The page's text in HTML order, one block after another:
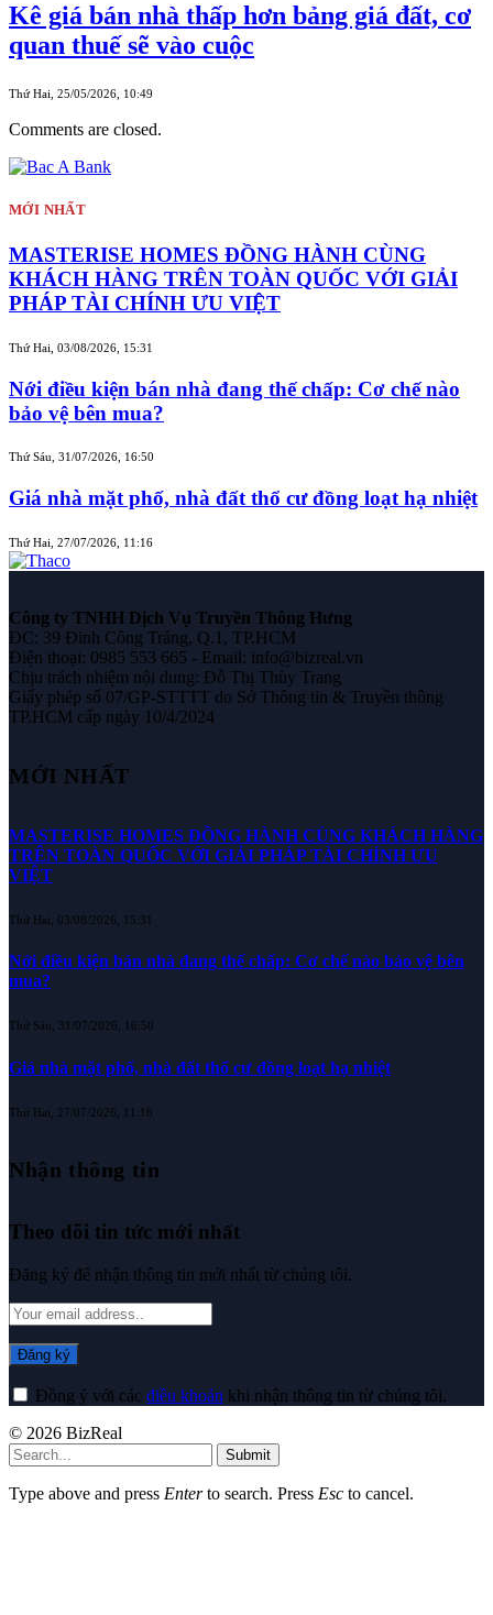
Kê giá bán nhà thấp hơn bảng giá đất, cơ
quan thuế sẽ vào cuộc
Thứ Hai, 25/05/2026, 10:49
Comments are closed.
MỚI NHẤT
MASTERISE HOMES ĐỒNG HÀNH CÙNG
KHÁCH HÀNG TRÊN TOÀN QUỐC VỚI GIẢI
PHÁP TÀI CHÍNH ƯU VIỆT
Thứ Hai, 03/08/2026, 15:31
Nới điều kiện bán nhà đang thế chấp: Cơ chế nào
bảo vệ bên mua?
Thứ Sáu, 31/07/2026, 16:50
Giá nhà mặt phố, nhà đất thổ cư đồng loạt hạ nhiệt
Thứ Hai, 27/07/2026, 11:16
Công ty TNHH Dịch Vụ Truyền Thông Hưng
ĐC: 39 Đinh Công Tráng, Q.1, TP.HCM
Điện thoại: 0985 553 665 - Email: info@bizreal.vn
Chịu trách nhiệm nội dung: Đỗ Thị Thùy Trang
Giấy phép số 07/GP-STTTT do Sở Thông tin & Truyền thông
TP.HCM cấp ngày 10/4/2024
MỚI NHẤT
MASTERISE HOMES ĐỒNG HÀNH CÙNG KHÁCH HÀNG
TRÊN TOÀN QUỐC VỚI GIẢI PHÁP TÀI CHÍNH ƯU
VIỆT
Thứ Hai, 03/08/2026, 15:31
Nới điều kiện bán nhà đang thế chấp: Cơ chế nào bảo vệ bên
mua?
Thứ Sáu, 31/07/2026, 16:50
Giá nhà mặt phố, nhà đất thổ cư đồng loạt hạ nhiệt
Thứ Hai, 27/07/2026, 11:16
Nhận thông tin
Theo dõi tin tức mới nhất
Đăng ký để nhận thông tin mới nhất từ chúng tôi.
Đồng ý với các điều khoản khi nhận thông tin từ chúng tôi.
© 2026 BizReal
Submit
Type above and press Enterto search. Press Esc to cancel.